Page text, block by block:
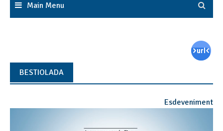
Main Menu
BESTIOLADA
Esdeveniment